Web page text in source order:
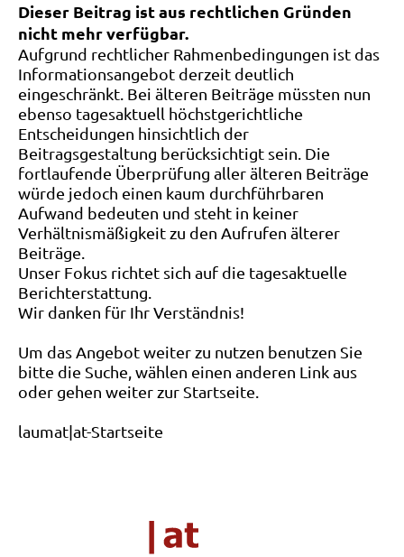
Dieser Beitrag ist aus rechtlichen Gründen
nicht mehr verfügbar.
Aufgrund rechtlicher Rahmenbedingungen ist das
Informationsangebot derzeit deutlich
eingeschränkt. Bei älteren Beiträge müssten nun
ebenso tagesaktuell höchstgerichtliche
Entscheidungen hinsichtlich der
Beitragsgestaltung berücksichtigt sein. Die
fortlaufende Überprüfung aller älteren Beiträge
würde jedoch einen kaum durchführbaren
Aufwand bedeuten und steht in keiner
Verhältnismäßigkeit zu den Aufrufen älterer
Beiträge.
Unser Fokus richtet sich auf die tagesaktuelle
Berichterstattung.
Wir danken für Ihr Verständnis!
Um das Angebot weiter zu nutzen benutzen Sie
bitte die Suche, wählen einen anderen Link aus
oder gehen weiter zur Startseite.
laumat|at-Startseite